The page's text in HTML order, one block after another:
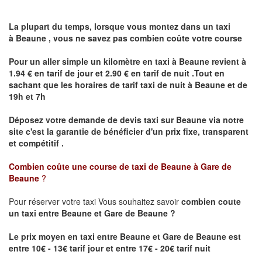
La plupart du temps, lorsque vous montez dans un taxi
à Beaune , vous ne savez pas combien coûte votre course
Pour un aller simple un kilomètre en taxi à Beaune revient à
1.94 € en tarif de jour et 2.90 € en tarif de nuit .Tout en
sachant que les horaires de tarif taxi de nuit à Beaune et de
19h et 7h
Déposez votre demande de devis taxi sur Beaune via notre
site c'est la garantie de bénéficier d'un prix fixe, transparent
et compétitif .
Combien coûte une course de taxi de Beaune à Gare de
Beaune ?
Pour réserver votre taxi Vous souhaitez savoir combien coute
un taxi entre Beaune et Gare de Beaune ?
Le prix moyen en taxi entre Beaune et Gare de Beaune est
entre 10€ - 13€ tarif jour et entre 17€ - 20€ tarif nuit